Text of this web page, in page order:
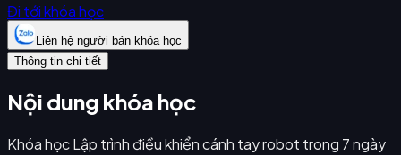
Đi tới khóa học
Liên hệ người bán khóa học
Thông tin chi tiết
Nội dung khóa học
Khóa học Lập trình điều khiển cánh tay robot trong 7 ngày